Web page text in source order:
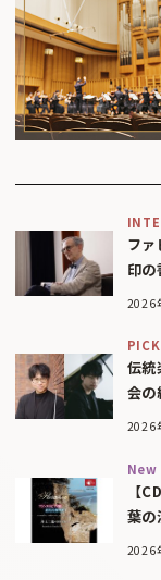
フ
印の
2026
伝統
会の
2026
【
葉の
2026